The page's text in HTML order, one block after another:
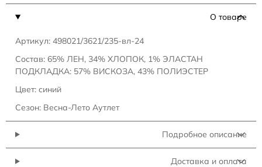
О товаре
Артикул: 498021/3621/235-вл-24
Состав: 65% ЛЕН, 34% ХЛОПОК, 1% ЭЛАСТАН
ПОДКЛАДКА: 57% ВИСКОЗА, 43% ПОЛИЭСТЕР
Цвет: синий
Сезон: Весна-Лето Аутлет
Подробное описание
Доставка и оплата